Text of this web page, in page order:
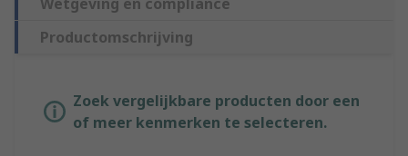
Wetgeving en compliance
Productomschrijving
Zoek vergelijkbare producten door een
of meer kenmerken te selecteren.